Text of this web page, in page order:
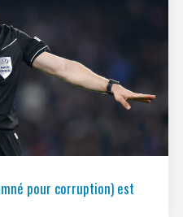
pour corruption) est